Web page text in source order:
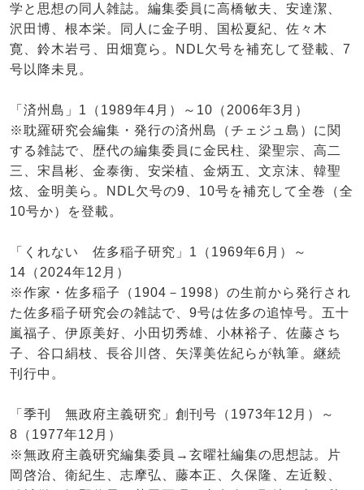
学と思想の同人雑誌。編集委員に高橋敏夫、安達潔、
沢田博、根本栄。同人に金子明、国松夏紀、佐々木
寛、鈴木岩弓、田畑寛ら。NDL欠号を補充して登載、7
号以降未見。
「済州島」1（1989年4月）～10（2006年3月）
※耽羅研究会編集・発行の済州島（チェジュ島）に関
する雑誌で、歴代の編集委員に金民柱、梁聖宗、高二
三、宋昌彬、金泰衡、安栄植、金炳五、文京沫、韓聖
炫、金明美ら。NDL欠号の9、10号を補充して全巻（全
10号か）を登載。
「くれない 佐多稲子研究」1（1969年6月）～
14（2024年12月）
※作家・佐多稲子（1904－1998）の生前から発行され
た佐多稲子研究会の雑誌で、9号は佐多の追悼号。五十
嵐福子、伊原美好、小田切秀雄、小林裕子、佐藤さち
子、谷口絹枝、長谷川啓、矢澤美佐紀らが執筆。継続
刊行中。
「季刊 無政府主義研究」創刊号（1973年12月）～
8（1977年12月）
※無政府主義研究編集委員→玄曜社編集の思想誌。片
岡啓治、衛紀生、志摩弘、藤本正、久保隆、左近毅、